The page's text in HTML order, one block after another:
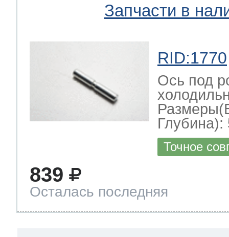
Запчасти в
RID:1770
Ось под
Глубина):
Точное
839
Осталась последняя